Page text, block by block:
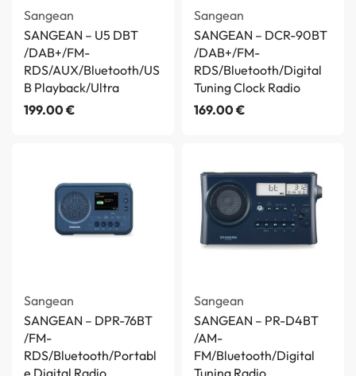
Sangean
SANGEAN – U5 DBT
/DAB+/FM-
RDS/AUX/Bluetooth/US
B Playback/Ultra
199.00€
Sangean
SANGEAN – DCR-90BT
/DAB+/FM-
RDS/Bluetooth/Digital
Tuning Clock Radio
169.00€
Sangean
SANGEAN – DPR-76BT
/FM-
RDS/Bluetooth/Portabl
e Digital Radio
Sangean
SANGEAN – PR-D4BT
/AM-
FM/Bluetooth/Digital
Tuning Radio